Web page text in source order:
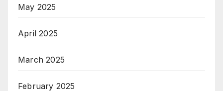
May 2025
April 2025
March 2025
February 2025